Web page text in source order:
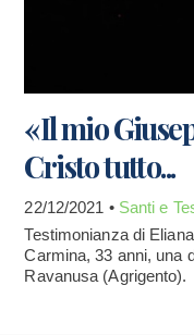
«Il mio
Cristo tutto...
22/12/2021 • Santi e
Testimonianza di
Carmina, 33 anni, una
Ravanusa (Agrigento).